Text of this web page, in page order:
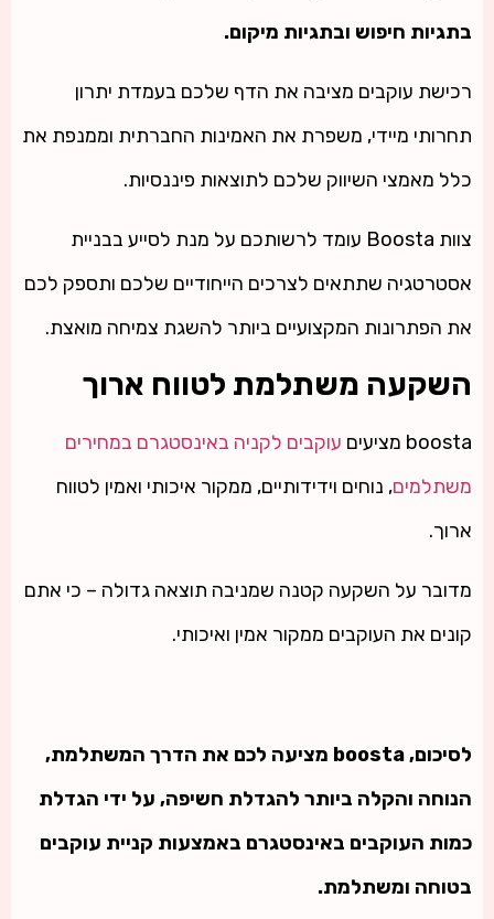
בתגיות חיפוש ובתגיות מיקום.
רכישת עוקבים מציבה את הדף שלכם בעמדת יתרון
תחרותי מיידי, משפרת את האמינות החברתית וממנפת את
כלל מאמצי השיווק שלכם לתוצאות פיננסיות.
צוות Boosta עומד לרשותכם על מנת לסייע בבניית
אסטרטגיה שתתאים לצרכים הייחודיים שלכם ותספק לכם
את הפתרונות המקצועיים ביותר להשגת צמיחה מואצת.
השקעה משתלמת לטווח ארוך
boosta מציעים
עוקבים לקניה באינסטגרם במחירים
משתלמים, נוחים וידידותיים, ממקור איכותי ואמין לטווח
ארוך.
מדובר על השקעה קטנה שמניבה תוצאה גדולה – כי אתם
קונים את העוקבים ממקור אמין ואיכותי.
לסיכום, boosta מציעה לכם את הדרך המשתלמת,
הנוחה והקלה ביותר להגדלת חשיפה, על ידי הגדלת
כמות העוקבים באינסטגרם באמצעות קניית עוקבים
בטוחה ומשתלמת.